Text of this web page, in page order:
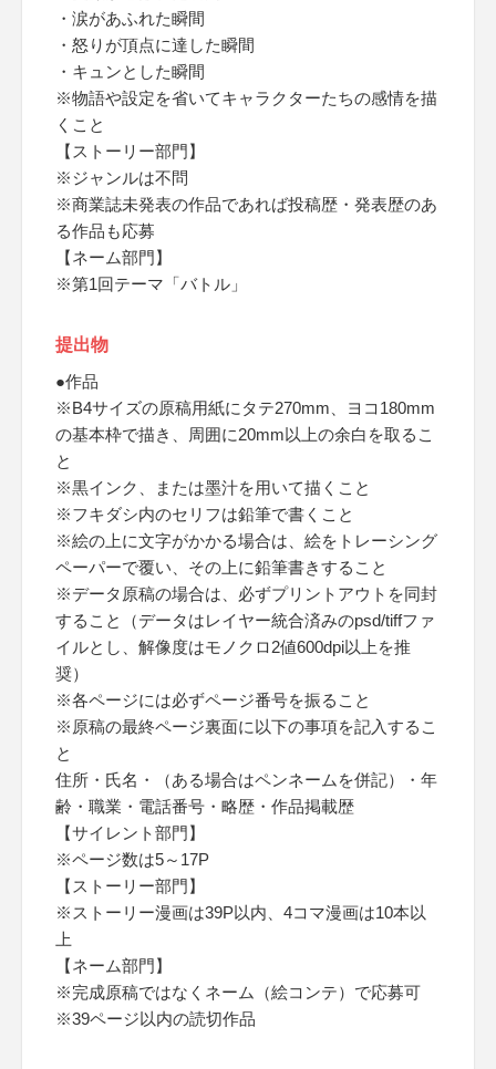
・涙があふれた瞬間
・怒りが頂点に達した瞬間
・キュンとした瞬間
※物語や設定を省いてキャラクターたちの感情を描
くこと
【ストーリー部門】
※ジャンルは不問
※商業誌未発表の作品であれば投稿歴・発表歴のあ
る作品も応募
【ネーム部門】
※第1回テーマ「バトル」
提出物
●作品
※B4サイズの原稿用紙にタテ270mm、ヨコ180mm
の基本枠で描き、周囲に20mm以上の余白を取るこ
と
※黒インク、または墨汁を用いて描くこと
※フキダシ内のセリフは鉛筆で書くこと
※絵の上に文字がかかる場合は、絵をトレーシング
ペーパーで覆い、その上に鉛筆書きすること
※データ原稿の場合は、必ずプリントアウトを同封
すること（データはレイヤー統合済みのpsd/tiffファ
イルとし、解像度はモノクロ2値600dpi以上を推
奨）
※各ページには必ずページ番号を振ること
※原稿の最終ページ裏面に以下の事項を記入するこ
と
住所・氏名・（ある場合はペンネームを併記）・年
齢・職業・電話番号・略歴・作品掲載歴
【サイレント部門】
※ページ数は5～17P
【ストーリー部門】
※ストーリー漫画は39P以内、4コマ漫画は10本以
上
【ネーム部門】
※完成原稿ではなくネーム（絵コンテ）で応募可
※39ページ以内の読切作品